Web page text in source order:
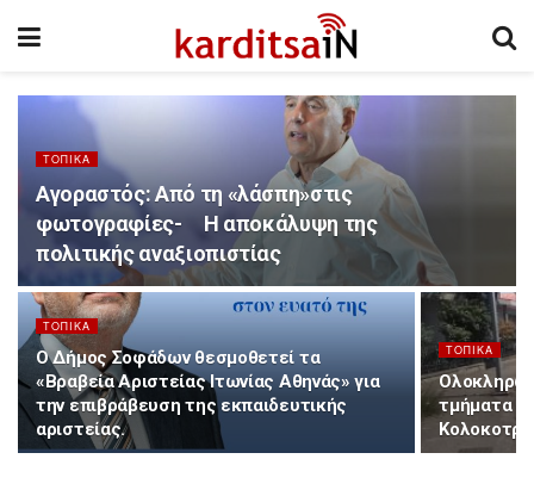
ΤΟΠΙΚΆ
Αγοραστός: Από τη «λάσπη»στις
φωτογραφίες- Η αποκάλυψη της
πολιτικής αναξιοπιστίας
ΤΟΠΙΚΆ
Ο Δήμος Σοφάδων θεσμοθετεί τα
«Βραβεία Αριστείας Ιτωνίας Αθηνάς» για
την επιβράβευση της εκπαιδευτικής
αριστείας.
ΤΟΠΙΚΆ
τμήματα